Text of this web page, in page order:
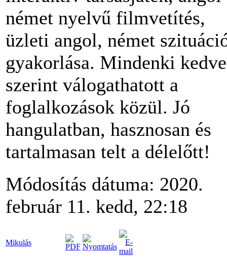
német nyelvű filmvetítés,
üzleti angol, német
gyakorlása. Mindenki kedve
szerint válogathatott a
foglalkozások közül. Jó
hangulatban, hasznosan és
tartalmasan telt a délelőtt!
Módosítás dátuma: 2020.
február 11. kedd, 22:18
Mikulás